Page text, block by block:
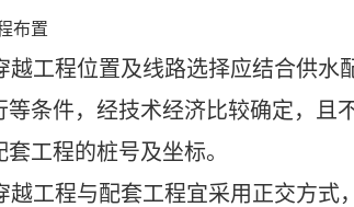
布置
越工程位置及线路选择应结合供水
等条件，经技术经济比较确定，且
套工程的桩号及坐标。
越工程与配套工程宜采用正交方式